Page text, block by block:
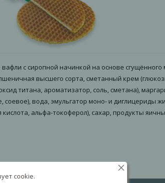
с сиропной начинкой на основе сгущённого
высшего сорта, сметанный крем
титана, ароматизатор, соль, сметана),
соевое), вода, эмульгатор моно- и диглицериды
кислота, альфа-токоферол), сахар, продукты
cookie.